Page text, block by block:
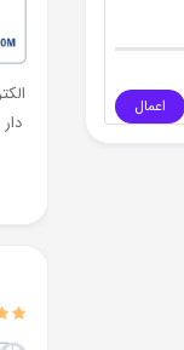
اعمال